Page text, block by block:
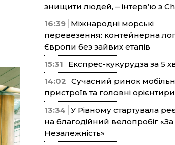
знищити людей, – інтерв’ю з
16:39 Міжнародні морські
перевезення: контейнерна
Європи без зайвих етапів
15:31
Експрес-кукурудза за 5
14:02 Сучасний ринок
пристроїв та головні орієнтири
13:34 У Рівному стартувала
на благодійний велопробіг «За
Незалежність»